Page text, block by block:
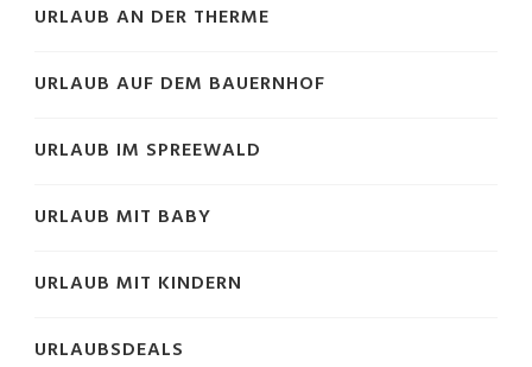
URLAUB AN DER THERME
URLAUB AUF DEM BAUERNHOF
URLAUB IM SPREEWALD
URLAUB MIT BABY
URLAUB MIT KINDERN
URLAUBSDEALS